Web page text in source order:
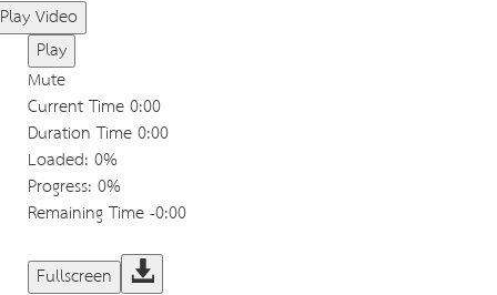
Play Video
Play
Mute
Current Time0:00
Duration Time0:00
Loaded: 0%
Progress: 0%
Remaining Time-0:00
Fullscreen